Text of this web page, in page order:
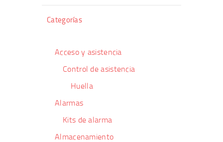
Categorías
Acceso y asistencia
Control de asistencia
Huella
Alarmas
Kits de alarma
Almacenamiento